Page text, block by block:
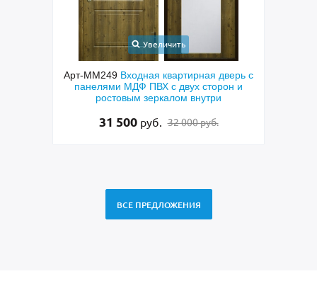
Увеличить
Арт-ММ273Металлическая полуторная
техническая дверь с большими стеклами
и порошковым серым окрашиванием
40 000 руб. 37 000 руб.
ВСЕ ПРЕДЛОЖЕНИЯ